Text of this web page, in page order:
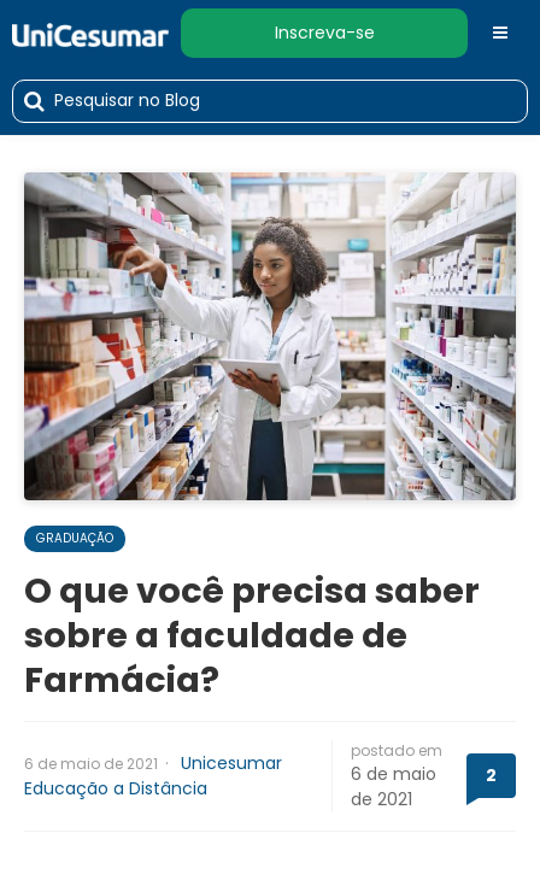
Inscreva-se
GRADUAÇÃO
O que você precisa saber
sobre a faculdade de
Farmácia?
6 de maio de 2021 · Unicesumar
Educação a Distância
postado em
6 de maio
de 2021
2